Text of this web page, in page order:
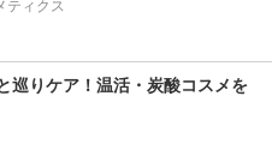
ティクス
巡りケア！温活・炭酸コスメを